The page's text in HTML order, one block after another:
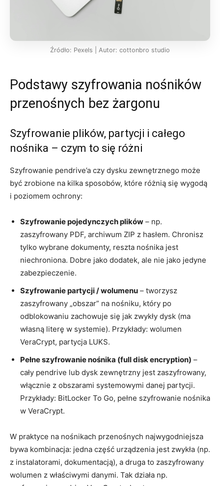
Źródło: Pexels | Autor: cottonbro studio
Podstawy szyfrowania nośników
przenośnych bez żargonu
Szyfrowanie plików, partycji i całego
nośnika – czym to się różni
Szyfrowanie pendrive’a czy dysku zewnętrznego może
być zrobione na kilka sposobów, które różnią się wygodą
i poziomem ochrony:
Szyfrowanie pojedynczych plików – np.
zaszyfrowany PDF, archiwum ZIP z hasłem. Chronisz
tylko wybrane dokumenty, reszta nośnika jest
niechroniona. Dobre jako dodatek, ale nie jako jedyne
zabezpieczenie.
Szyfrowanie partycji / wolumenu – tworzysz
zaszyfrowany „obszar” na nośniku, który po
odblokowaniu zachowuje się jak zwykły dysk (ma
własną literę w systemie). Przykłady: wolumen
VeraCrypt, partycja LUKS.
Pełne szyfrowanie nośnika (full disk encryption) –
cały pendrive lub dysk zewnętrzny jest zaszyfrowany,
włącznie z obszarami systemowymi danej partycji.
Przykłady: BitLocker To Go, pełne szyfrowanie nośnika
w VeraCrypt.
W praktyce na nośnikach przenośnych najwygodniejsza
bywa kombinacja: jedna część urządzenia jest zwykła (np.
z instalatorami, dokumentacją), a druga to zaszyfrowany
wolumen z właściwymi danymi. Tak działa np.